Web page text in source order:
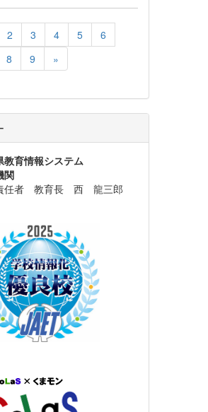
2 3 4 5
6
8 9 »
教育情報システム
関
任者 教育長 西 龍三郎